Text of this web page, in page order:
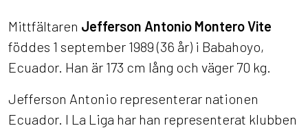
Mittfältaren Jefferson Antonio Montero Vite
föddes 1 september 1989 (36 år) i Babahoyo,
Ecuador. Han är 173 cm lång och väger 70 kg.
Jefferson Antonio representerar nationen
Ecuador. I La Liga har han representerat klubben